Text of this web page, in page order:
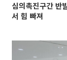
심의촉진구간 반
서 힘 빠져